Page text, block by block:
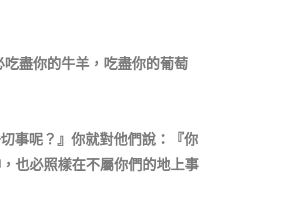
盡你的牛羊，吃盡你的葡萄
事呢？』你就對他們說：『你
也必照樣在不屬你們的地上事